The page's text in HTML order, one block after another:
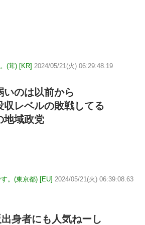
(茸) [KR] 2024/05/21(火) 06:29:48.19
いのは以前から
レベルの敗戦してる
地域政党
。(東京都) [EU] 2024/05/21(火) 06:39:08.63
身者にも人気ねーし